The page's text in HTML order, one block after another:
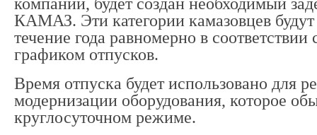
КАМАЗ. Эти категории камазовцев будут
течение года равномерно в
графиком отпусков.
Время отпуска будет использовано для
модернизации оборудования, которое
круглосуточном режиме.